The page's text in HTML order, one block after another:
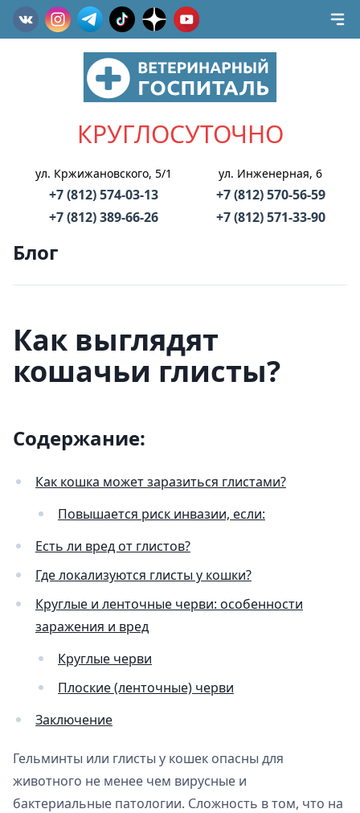
КРУГЛОСУТОЧНО
ул. Кржижановского, 5/1
+7 (812) 574-03-13
+7 (812) 389-66-26
ул. Инженерная, 6
+7 (812) 570-56-59
+7 (812) 571-33-90
Блог
Как выглядят
кошачьи глисты?
Содержание:
Как кошка может заразиться глистами?
Повышается риск инвазии, если:
Есть ли вред от глистов?
Где локализуются глисты у кошки?
Круглые и ленточные черви: особенности
заражения и вред
Круглые черви
Плоские (ленточные) черви
Заключение
Гельминты или глисты у кошек опасны для
животного не менее чем вирусные и
бактериальные патологии. Сложность в том, что на